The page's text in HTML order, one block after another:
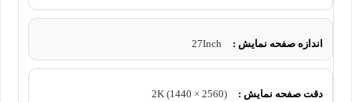
اندازه صفحه نمایش : 27Inch
دقت صفحه نمایش : (2560 × 1440) 2K